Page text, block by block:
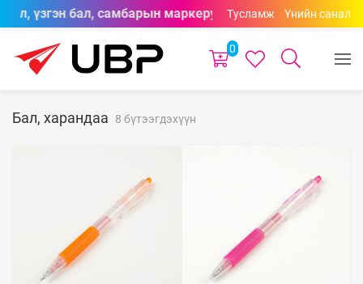
үзгэн бал, самбарын маркерууд өнгөний
Тусламж Үнийн санал
0
Бал, харандаа 8 бүтээгдэхүүн